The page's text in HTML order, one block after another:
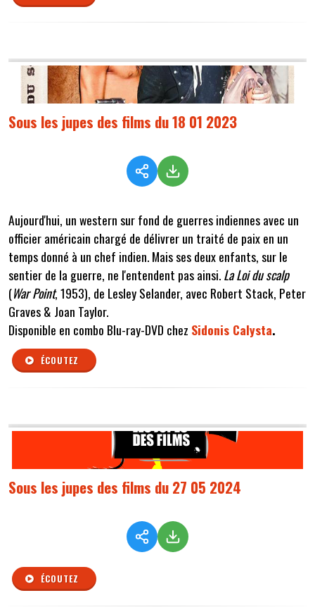
Sous les jupes des films du 18 01 2023
Aujourd'hui, un western sur fond de guerres indiennes avec un
officier américain chargé de délivrer un traité de paix en un
temps donné à un chef indien. Mais ses deux enfants, sur le
sentier de la guerre, ne l'entendent pas ainsi.La Loi du scalp
(War Point, 1953), de Lesley Selander, avec Robert Stack, Peter
Graves & Joan Taylor.
Disponible en combo Blu-ray-DVD chez Sidonis Calysta.
ÉCOUTEZ
Sous les jupes des films du 27 05 2024
ÉCOUTEZ